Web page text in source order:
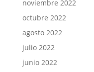
noviembre 2022
octubre 2022
agosto 2022
julio 2022
junio 2022